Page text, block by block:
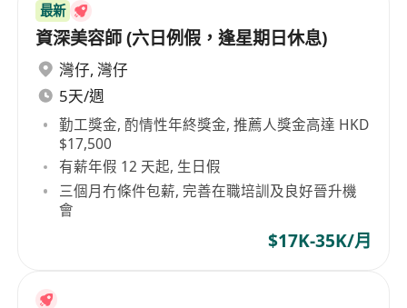
最新
資深美容師 (六日例假，逢星期日休息)
灣仔, 灣仔
5天/週
勤工獎金, 酌情性年終獎金, 推薦人獎金高達 HKD
$17,500
有薪年假 12 天起, 生日假
三個月冇條件包薪, 完善在職培訓及良好晉升機
會
$17K-35K/月